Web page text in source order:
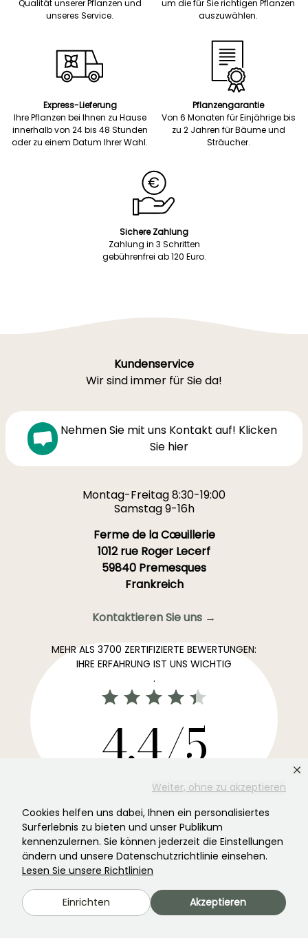
Weiter, ohne zu akzeptieren
Cookies helfen uns dabei, Ihnen ein personalisiertes
Surferlebnis zu bieten und unser Publikum
kennenzulernen. Sie können jederzeit die Einstellungen
ändern und unsere Datenschutzrichtlinie einsehen.
Lesen Sie unsere Richtlinien
Einrichten Akzeptieren
Qualität unserer Pflanzen und
unseres Service.
um die für Sie richtigen Pflanzen
auszuwählen.
Express-Lieferung
Ihre Pflanzen bei Ihnen zu Hause
innerhalb von 24 bis 48 Stunden
oder zu einem Datum Ihrer Wahl.
Pflanzengarantie
Von 6 Monaten für Einjährige bis
zu 2 Jahren für Bäume und
Sträucher.
Sichere Zahlung
Zahlung in 3 Schritten
gebührenfrei ab 120 Euro.
Kundenservice
Wir sind immer für Sie da!
Nehmen Sie mit uns Kontakt auf! Klicken
Sie hier
Montag-Freitag 8:30-19:00
Samstag 9-16h
Ferme de la Cœuillerie
1012 rue Roger Lecerf
59840 Premesques
Frankreich
Kontaktieren Sie uns →
MEHR ALS 3700 ZERTIFIZIERTE BEWERTUNGEN:
IHRE ERFAHRUNG IST UNS WICHTIG
.
4,4/5
Alle Bewertungen →
Erhalten Sie unsere aktuellen Nachrichten und Ideen,
damit Ihr Garten das ganze Jahr über davon profitiert.
Registrieren Sie sich →